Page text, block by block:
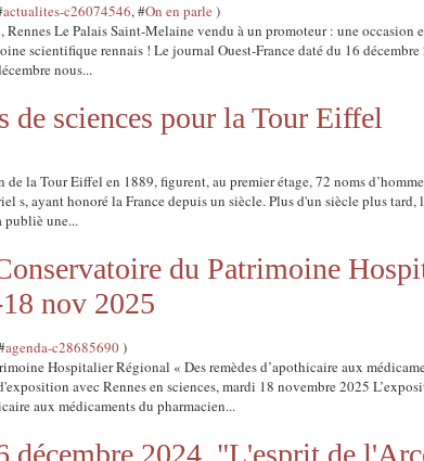
actualites-c26074546, #On en parle)
Rennes Le Palais Saint-Melaine vendu à un promoteur : une occasion
scientifique rennais ! Le journal Ouest-France daté du 16
nous...
de sciences pour la Tour Eiffel
de la Tour Eiffel en 1889, figurent, au premier étage, 72 noms
s, ayant honoré la France depuis un siècle. Plus d'un siècle plus tard,
publiè une...
du Patrimoine
nov 2025
agenda-c28685690)
Hospitalier Régional « Des remèdes d’apothicaire aux
avec Rennes en sciences, mardi 18 novembre 2025
aux médicaments du pharmacien...
décembre 2024, "L'esprit de